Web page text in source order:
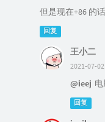
但是现在+86 的
回复
王小二
2021-07-
@ieej
回复